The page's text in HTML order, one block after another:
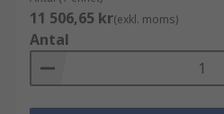
11 506,65 kr(exkl. moms)
Antal